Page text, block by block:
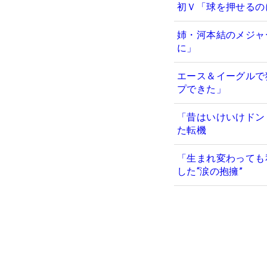
初Ｖ「球を押せる
姉・河本結のメジ
に」
エース＆イーグル
プできた」
「昔はいけいけド
た転機
「生まれ変わって
した“涙の抱擁”